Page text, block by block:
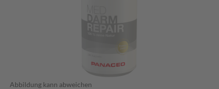
Abbildung kann abweichen